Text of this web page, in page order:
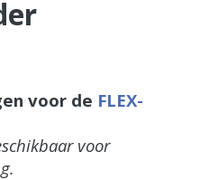
voor de FLEX-
voor